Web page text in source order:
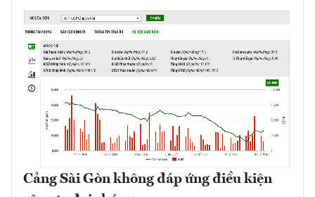
Cảng Sài Gòn không đáp ứng điều kiện